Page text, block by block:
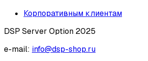
Корпоративным клиентам
DSP Server Option 2025
e-mail: info@dsp-shop.ru